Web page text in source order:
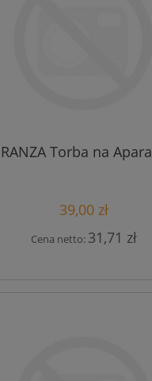
Torba na
39,00 zł
Cena netto: 31,71 zł